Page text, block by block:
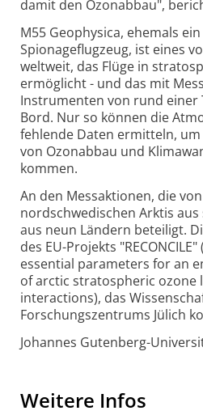
damit den Ozonabbau",
M55 Geophysica, ehemals
Spionageflugzeug, ist eines
weltweit, das Flüge in
ermöglicht - und das mit
Instrumenten von rund einer
Bord. Nur so können die
fehlende Daten ermitteln,
von Ozonabbau und
kommen.
An den Messaktionen, die
nordschwedischen Arktis
aus neun Ländern beteiligt.
des EU-Projekts
essential parameters for an
of arctic stratospheric ozone
interactions), das
Forschungszentrums Jülich
Johannes Gutenberg-
Weitere Infos